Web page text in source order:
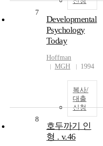
7
Developmental
Psychology
Today
Hoffman
MGH
1994
복사/
대출
신청
8
호두까기 인
형 . v.46